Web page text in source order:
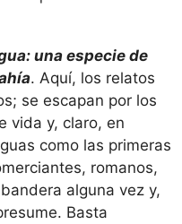
una especie de
. Aquí, los relatos
se escapan por los
vida y, claro, en
como las primeras
romanos,
alguna vez y,
Basta